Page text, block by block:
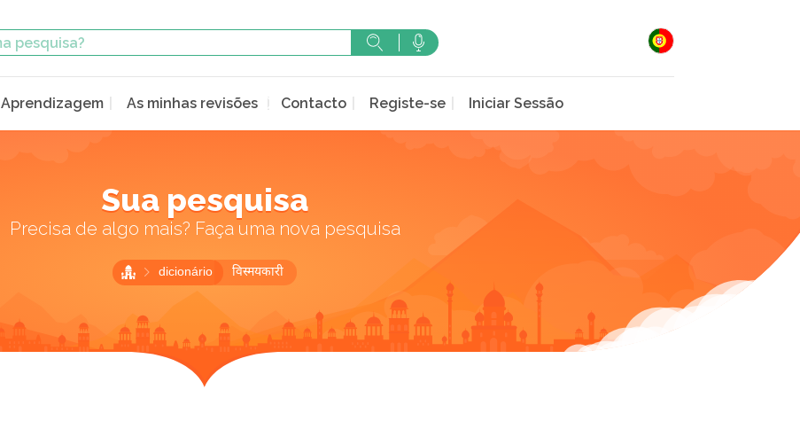
Aprendizagem As minhas revisões Contacto Registe-se Iniciar Sessão
Sua pesquisa
Precisa de algo mais? Faça uma nova pesquisa
dicionário विस्मयकारी